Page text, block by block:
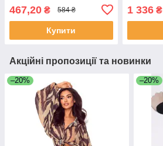
467,20 ₴ 584 ₴
Купити
1 336₴
Акційні пропозиції та новинки
–20% –20%